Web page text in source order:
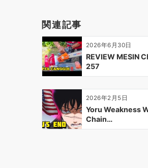
シ
ョ
ン
関連記事
2026年6月30日
REVIEW MESIN
257
2026年2月5日
Yoru Weakness
Chain…